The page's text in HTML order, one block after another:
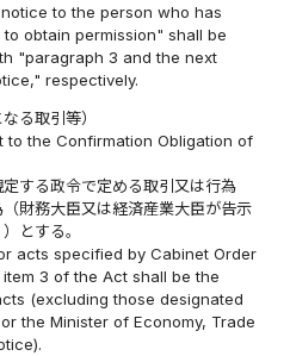
to the person who has
obtain permission" shall be
"paragraph 3 and the next
respectively.
る取引等）
to the Confirmation Obligation of
する政令で定める取引又は行為
財務大臣又は経済産業大臣が告示
とする。
acts specified by Cabinet Order
3 of the Act shall be the
(excluding those designated
the Minister of Economy, Trade